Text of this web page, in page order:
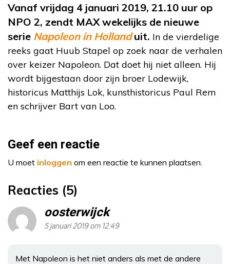
Vanaf vrijdag 4 januari 2019, 21.10 uur op
NPO 2, zendt MAX wekelijks de nieuwe
serie Napoleon in Hollanduit. In de vierdelige
reeks gaat Huub Stapel op zoek naar de verhalen
over keizer Napoleon. Dat doet hij niet alleen. Hij
wordt bijgestaan door zijn broer Lodewijk,
historicus Matthijs Lok, kunsthistoricus Paul Rem
en schrijver Bart van Loo.
Geef een reactie
U moet inloggen om een reactie te kunnen plaatsen.
Reacties (5)
oosterwijck
5 januari 2019 om 12:49
Met Napoleon is het niet anders als met de andere